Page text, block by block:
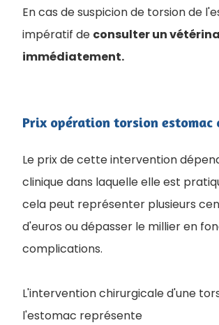
En cas de suspicion de torsion de
impératif de consulter un
immédiatement.
Prix opération torsion estomac
Le prix de cette intervention
clinique dans laquelle elle est
cela peut représenter plusieurs
d'euros ou dépasser le millier en
complications.
L'intervention chirurgicale d'une
l'estomac représente